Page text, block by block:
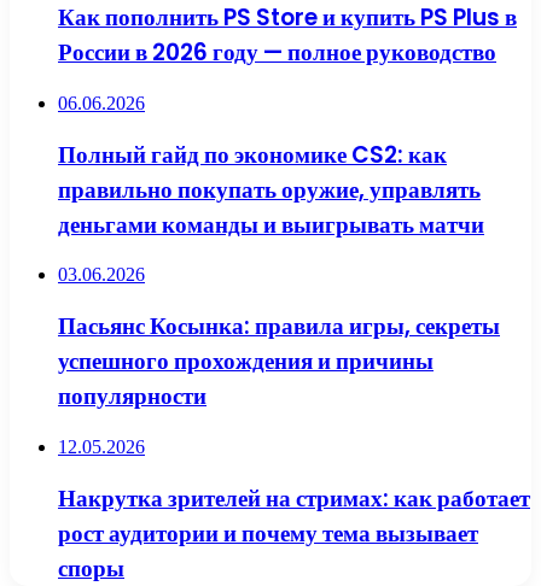
Как пополнить PS Store и купить PS Plus в
России в 2026 году — полное руководство
06.06.2026
Полный гайд по экономике CS2: как
правильно покупать оружие, управлять
деньгами команды и выигрывать матчи
03.06.2026
Пасьянс Косынка: правила игры, секреты
успешного прохождения и причины
популярности
12.05.2026
Накрутка зрителей на стримах: как работает
рост аудитории и почему тема вызывает
споры